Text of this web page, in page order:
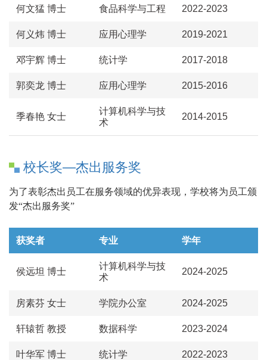
何文猛 博士 食品科学与工程 2022-2023
何义炜 博士 应用心理学 2019-2021
邓宇辉 博士 统计学 2017-2018
郭奕龙 博士 应用心理学 2015-2016
季春艳 女士
计算机科学与技
术
2014-2015
校长奖—杰出服务奖
为了表彰杰出员工在服务领域的优异表现，学校将为员工颁
发“杰出服务奖”
获奖者 专业 学年
侯远坦 博士
计算机科学与技
术
2024-2025
房素芬 女士 学院办公室 2024-2025
轩辕哲 教授 数据科学 2023-2024
叶华军 博士 统计学 2022-2023